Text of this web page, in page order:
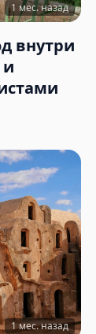
1 мес. назад
внутри
1 мес. назад